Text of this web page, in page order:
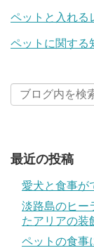
ペットと入れる
ペットに関する
最近の投稿
愛犬と食事が
淡路島のヒー
たアリアの装
ペットの食事